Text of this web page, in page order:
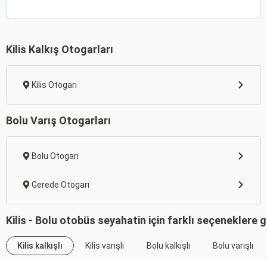
Kilis Kalkış Otogarları
Kilis Otogarı
Bolu Varış Otogarları
Bolu Otogarı
Gerede Otogarı
Kilis - Bolu otobüs seyahatin için farklı seçeneklere
Kilis kalkışlı Kilis varışlı Bolu kalkışlı Bolu varışlı